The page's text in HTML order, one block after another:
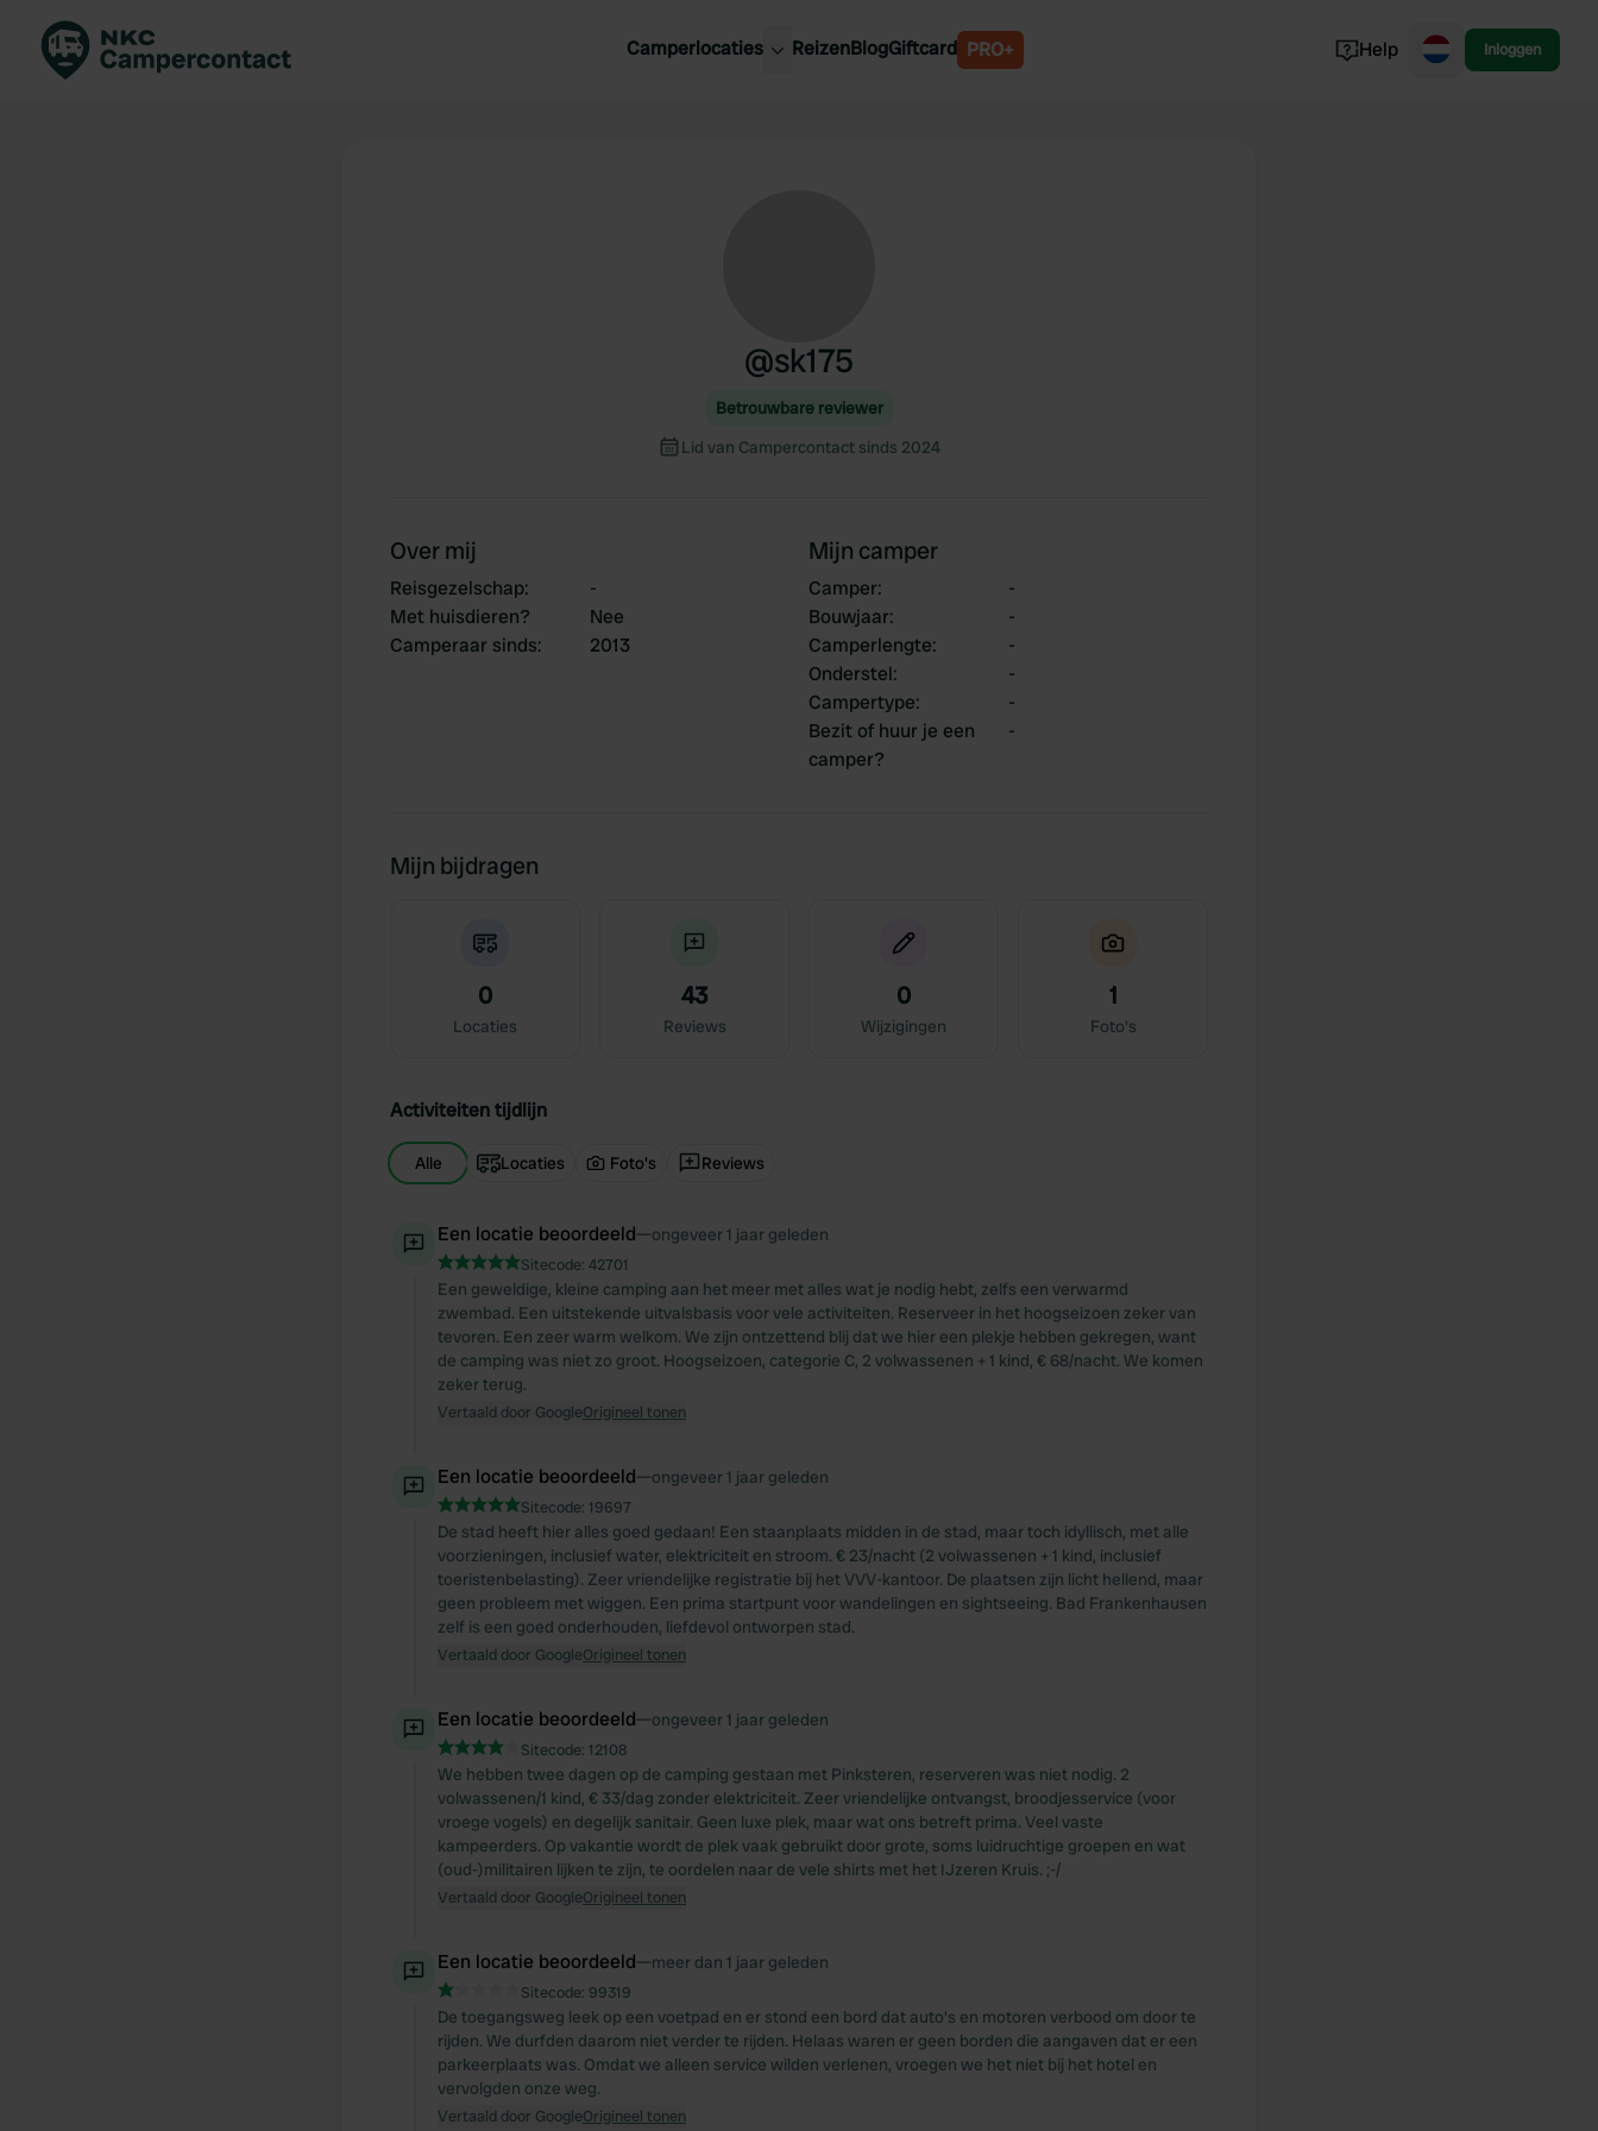
Camperlocaties ReizenBlogGiftcard PRO+ Help Inloggen
@sk175
Betrouwbare reviewer
Lid van Campercontact sinds 2024
Over mij
Reisgezelschap:
-
Met huisdieren?
Nee
Camperaar sinds: 2013
Mijn camper
Camper:
-
Bouwjaar:
-
Camperlengte:
-
Onderstel:
-
Campertype:
-
Bezit of huur je een
camper?
-
Mijn bijdragen
0
Locaties
43
Reviews
0
Wijzigingen
1
Foto's
Activiteiten tijdlijn
Alle Locaties Foto's Reviews
Een locatie beoordeeld—ongeveer 1 jaar geleden
Sitecode: 42701
Een geweldige, kleine camping aan het meer met alles wat je nodig hebt, zelfs een verwarmd
zwembad. Een uitstekende uitvalsbasis voor vele activiteiten. Reserveer in het hoogseizoen zeker van
tevoren. Een zeer warm welkom. We zijn ontzettend blij dat we hier een plekje hebben gekregen, want
de camping was niet zo groot. Hoogseizoen, categorie C, 2 volwassenen + 1 kind, € 68/nacht. We komen
zeker terug.
Vertaald door GoogleOrigineel tonen
Een locatie beoordeeld—ongeveer 1 jaar geleden
Sitecode: 19697
De stad heeft hier alles goed gedaan! Een staanplaats midden in de stad, maar toch idyllisch, met alle
voorzieningen, inclusief water, elektriciteit en stroom. € 23/nacht (2 volwassenen + 1 kind, inclusief
toeristenbelasting). Zeer vriendelijke registratie bij het VVV-kantoor. De plaatsen zijn licht hellend, maar
geen probleem met wiggen. Een prima startpunt voor wandelingen en sightseeing. Bad Frankenhausen
zelf is een goed onderhouden, liefdevol ontworpen stad.
Vertaald door GoogleOrigineel tonen
Een locatie beoordeeld—ongeveer 1 jaar geleden
Sitecode: 12108
We hebben twee dagen op de camping gestaan met Pinksteren, reserveren was niet nodig. 2
volwassenen/1 kind, € 33/dag zonder elektriciteit. Zeer vriendelijke ontvangst, broodjesservice (voor
vroege vogels) en degelijk sanitair. Geen luxe plek, maar wat ons betreft prima. Veel vaste
kampeerders. Op vakantie wordt de plek vaak gebruikt door grote, soms luidruchtige groepen en wat
(oud-)militairen lijken te zijn, te oordelen naar de vele shirts met het IJzeren Kruis. ;-/
Vertaald door GoogleOrigineel tonen
Een locatie beoordeeld—meer dan 1 jaar geleden
Sitecode: 99319
De toegangsweg leek op een voetpad en er stond een bord dat auto's en motoren verbood om door te
rijden. We durfden daarom niet verder te rijden. Helaas waren er geen borden die aangaven dat er een
parkeerplaats was. Omdat we alleen service wilden verlenen, vroegen we het niet bij het hotel en
vervolgden onze weg.
Vertaald door GoogleOrigineel tonen